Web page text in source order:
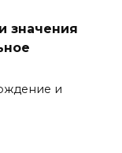
значения
и